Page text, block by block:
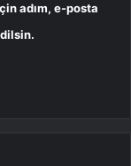
adım, e-posta